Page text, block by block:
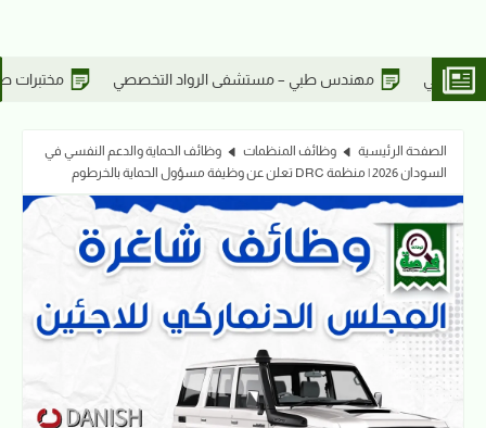
التخصصي مختبرات طبية – مستشفى الرواد التخصصي
الصفحة الرئيسية وظائف المنظمات
وظائف الحماية والدعم النفسي في
السودان 2026 | منظمة DRC تعلن عن وظيفة مسؤول الحماية بالخرطوم